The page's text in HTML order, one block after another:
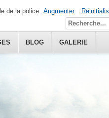
BLOG GALERIE
de la police Augmenter